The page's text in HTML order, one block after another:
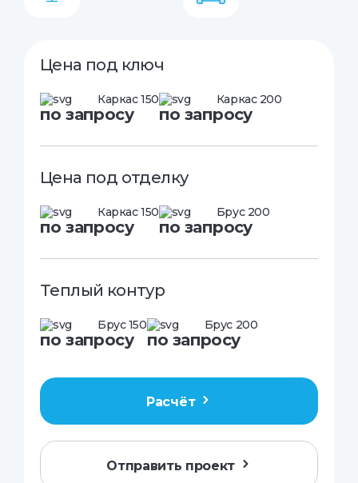
Цена под ключ
Каркас 150
по запросу
Каркас 200
по запросу
Цена под отделку
Каркас 150
по запросу
Брус 200
по запросу
Теплый контур
Брус 150
по запросу
Брус 200
по запросу
Расчёт
Отправить проект